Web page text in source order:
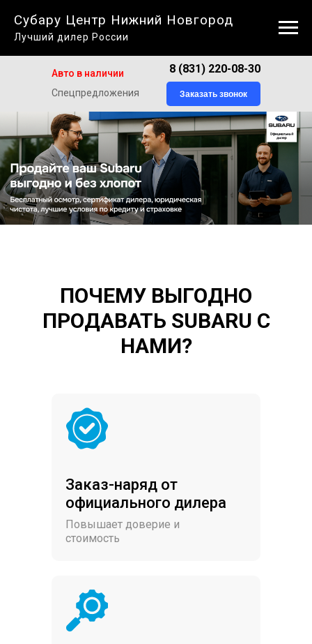
Субару Центр Нижний Новгород
Лучший дилер России
Авто в наличии
Спецпредложения
8 (831) 220-08-30
Заказать звонок
ПОЧЕМУ ВЫГОДНО
ПРОДАВАТЬ SUBARU С
НАМИ?
Заказ-наряд от
официального дилера
Повышает доверие и
стоимость